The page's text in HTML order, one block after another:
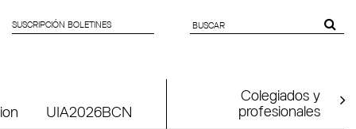
SUSCRIPCIÓN BOLETINES
FORM
UIA2026BCN
Colegiados y
profesionales